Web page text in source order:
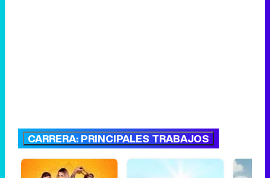
CARRERA: PRINCIPALES TRABAJOS